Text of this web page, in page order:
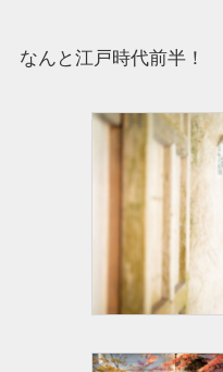
なんと江戸時代前半！